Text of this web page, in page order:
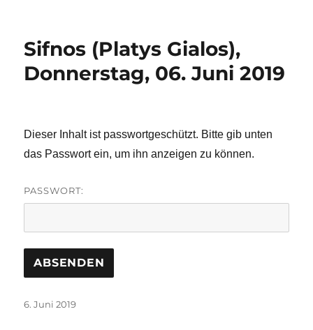
Sifnos (Platys Gialos),
Donnerstag, 06. Juni 2019
Dieser Inhalt ist passwortgeschützt. Bitte gib unten
das Passwort ein, um ihn anzeigen zu können.
PASSWORT:
Veröffentlicht
6. Juni 2019